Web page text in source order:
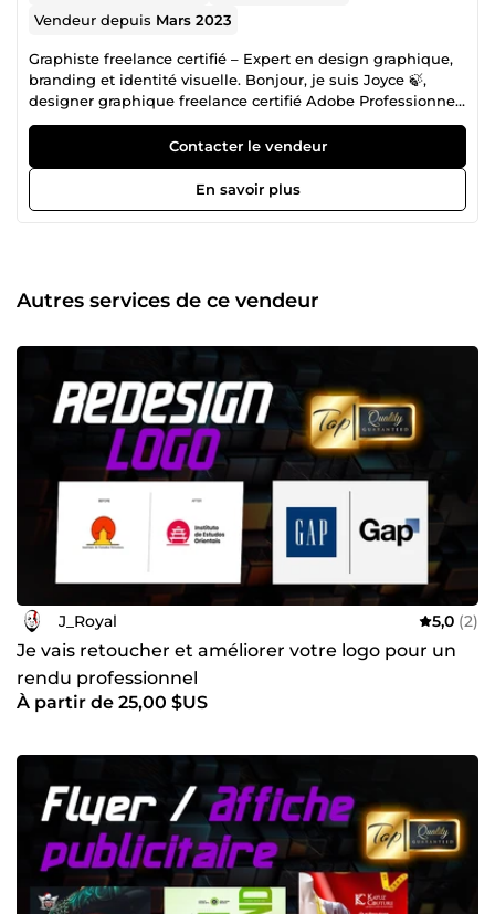
Vendeur depuis Mars 2023
Graphiste freelance certifié – Expert en design graphique,
branding et identité visuelle. Bonjour, je suis Joyce 🍃,
designer graphique freelance certifié Adobe Professionnel.
Vous cherchez un graphiste professionnel pour vos projets
de design graphique, de création de logo, de charte
graphique, ou de branding visuel ? Vous êtes au bon
endroit. Avec plus de 5 ans d’expérience en design
graphique, je mets mon expertise au service de votre
(entreprises, startups, marques personnelles) dans la
réalisation de projets de communication visuelle, identité
Création de logo professionnel • Conception de carte de
visite, flyer, affiche, brochure • Création de charte
graphique complète • Design pour réseaux sociaux •
Maquettes UI/UX sur Figma • Retouche photo
professionnelle • Mise en page sur InDesign Outils
maîtrisés : • Adobe Illustrator • Adobe Photoshop • Adobe
InDesign • Figma • Canva Pro Pourquoi choisir mon service
? ✅ 5 ans d’expérience en design graphique ⭐ Satisfaction
client garantie 🤝 Approche personnalisée et collaborative
📞 Disponible 7j/7 🎯 Livraison rapide et respect des délais
🎨 Design créatif et sur-mesure
Contacter le vendeur
En savoir plus
Autres services de ce vendeur
J_Royal 5,0 (2)
Je vais retoucher et améliorer votre logo pour un
rendu professionnel
À partir de 25,00 $US